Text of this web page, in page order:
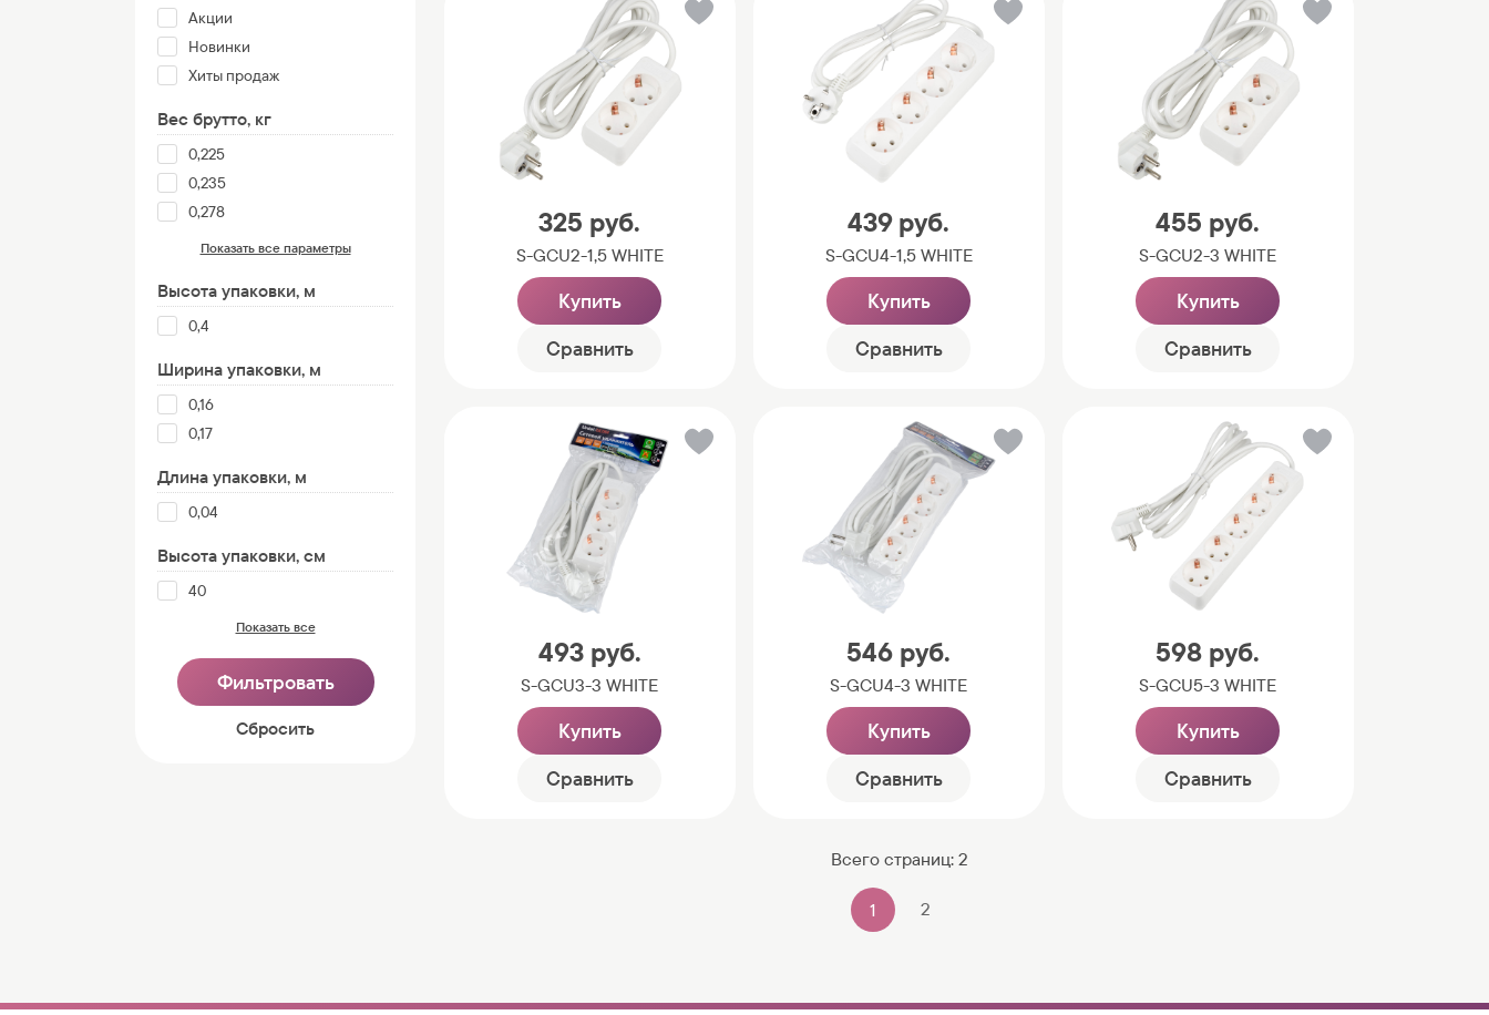
Акции
Новинки
Хиты продаж
Вес брутто, кг
0,225
0,235
0,278
Показать все параметры
Высота упаковки, м
0,4
Ширина упаковки, м
0,16
0,17
Длина упаковки, м
0,04
Высота упаковки, см
40
Показать все
Cбросить
325 руб.
S-GCU2-1,5 WHITE
Купить
Сравнить
439 руб.
S-GCU4-1,5 WHITE
Купить
Сравнить
455 руб.
S-GCU2-3 WHITE
Купить
Сравнить
493 руб.
S-GCU3-3 WHITE
Купить
Сравнить
546 руб.
S-GCU4-3 WHITE
Купить
Сравнить
598 руб.
S-GCU5-3 WHITE
Купить
Сравнить
Всего страниц:2
1 2